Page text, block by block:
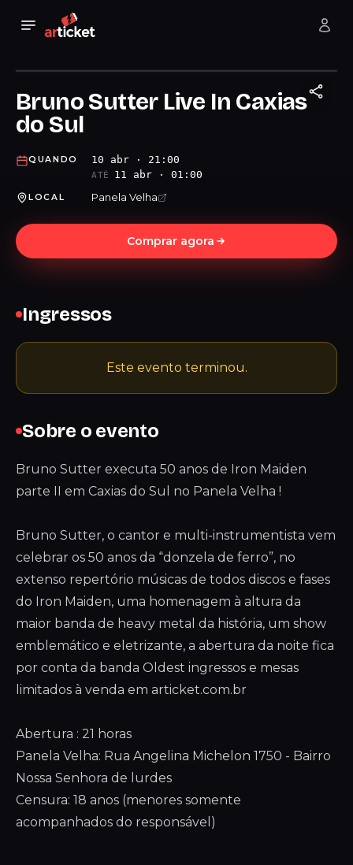
Bruno Sutter Live In Caxias
do Sul
QUANDO 10 abr · 21:00
ATÉ 11 abr · 01:00
LOCAL Panela Velha
Comprar agora
Sobre o evento
Bruno Sutter executa 50 anos de Iron Maiden
parte II em Caxias do Sul no Panela Velha !
Bruno Sutter, o cantor e multi-instrumentista vem
celebrar os 50 anos da “donzela de ferro”, no
extenso repertório músicas de todos discos e fases
do Iron Maiden, uma homenagem à altura da
maior banda de heavy metal da história, um show
emblemático e eletrizante, a abertura da noite fica
por conta da banda Oldest ingressos e mesas
limitados à venda em articket.com.br
Abertura : 21 horas
Panela Velha: Rua Angelina Michelon 1750 - Bairro
Nossa Senhora de lurdes
Censura: 18 anos (menores somente
acompanhados do responsável)
Ingressos
Este evento terminou.